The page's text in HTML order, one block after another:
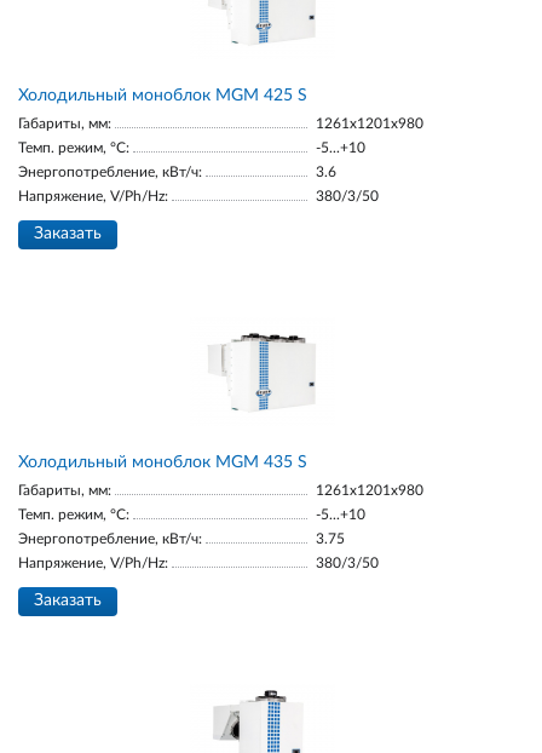
Холодильный моноблок MGM 425 S
Габариты, мм:
1261x1201x980
Темп. режим, °С:
-5...+10
Энергопотребление, кВт/ч:
3.6
Напряжение, V/Ph/Hz:
380/3/50
Заказать
Холодильный моноблок MGM 435 S
Габариты, мм:
1261x1201x980
Темп. режим, °С:
-5...+10
Энергопотребление, кВт/ч:
3.75
Напряжение, V/Ph/Hz:
380/3/50
Заказать